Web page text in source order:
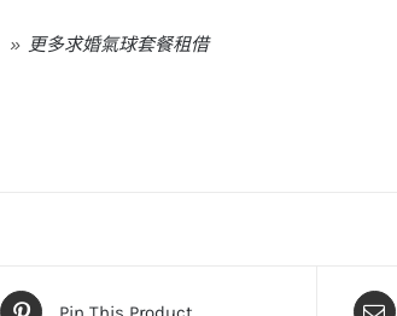
» 更多求婚氣球套餐租借